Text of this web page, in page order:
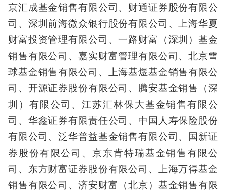
京汇成基金销售有限公司、财通证券股份有限公
司、深圳前海微众银行股份有限公司、上海华夏
财富投资管理有限公司、一路财富（深圳）基金
销售有限公司、嘉实财富管理有限公司、北京雪
球基金销售有限公司、上海基煜基金销售有限公
司、开源证券股份有限公司、腾安基金销售（深
圳）有限公司、江苏汇林保大基金销售有限公
司、华鑫证券有限责任公司、中国人寿保险股份
有限公司、泛华普益基金销售有限公司、国新证
券股份有限公司、京东肯特瑞基金销售有限公
司、东方财富证券股份有限公司、上海万得基金
销售有限公司、济安财富（北京）基金销售有限